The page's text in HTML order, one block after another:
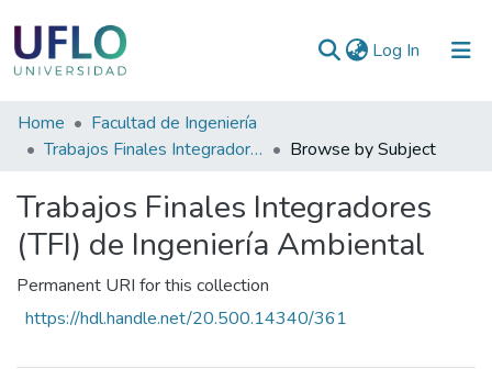
Log In (current)
Communities
&
All of RIUFLO
Home
Facultad de Ingeniería
Trabajos Finales Integradores (TFI) de Ingeniería Ambiental
Browse by Subject
Trabajos Finales Integradores
(TFI) de Ingeniería Ambiental
Permanent URI for this collection
https://hdl.handle.net/20.500.14340/361